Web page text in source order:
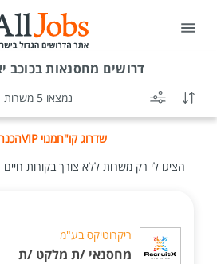
דרושים מחסנאות בכוכב
נמצאו 5 משרות
שדרוג קו"חמנוי VIP
הציגו לי רק משרות ללא צורך בקורות חיים
ריקרוטיקס בע"מ
מחסנאי /ת מלקט /ת